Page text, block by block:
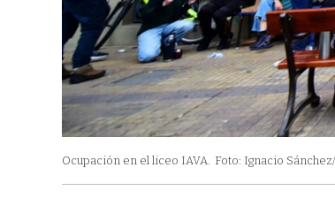
Ocupación en el liceo IAVA. Foto: Ignacio